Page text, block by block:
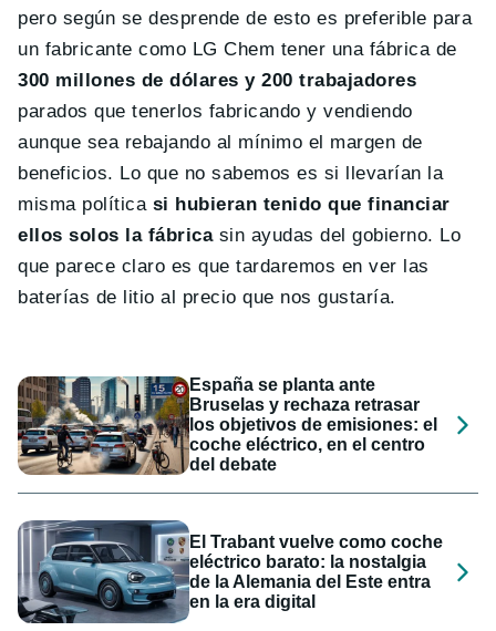
pero según se desprende de esto es preferible para
un fabricante como LG Chem tener una fábrica de
300 millones de dólares y 200 trabajadores
parados que tenerlos fabricando y vendiendo
aunque sea rebajando al mínimo el margen de
beneficios. Lo que no sabemos es si llevarían la
misma políticasi hubieran tenido que financiar
ellos solos la fábricasin ayudas del gobierno. Lo
que parece claro es que tardaremos en ver las
baterías de litio al precio que nos gustaría.
España se planta ante
Bruselas y rechaza retrasar
los objetivos de emisiones: el
coche eléctrico, en el centro
del debate
El Trabant vuelve como coche
eléctrico barato: la nostalgia
de la Alemania del Este entra
en la era digital